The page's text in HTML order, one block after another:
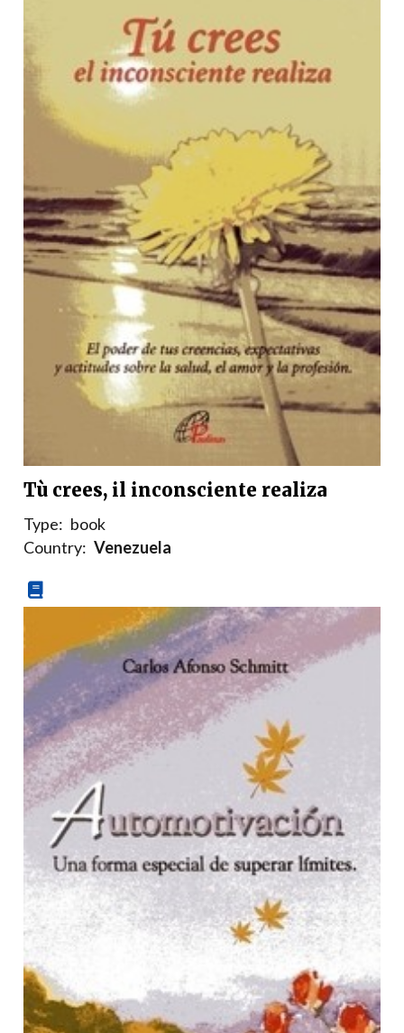
Tù crees, il inconsciente realiza
Type: book
Country: Venezuela